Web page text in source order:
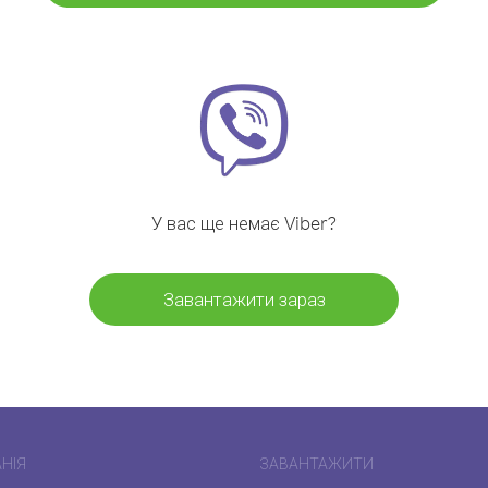
У вас ще немає Viber?
Завантажити зараз
ЗАВАНТАЖИТИ